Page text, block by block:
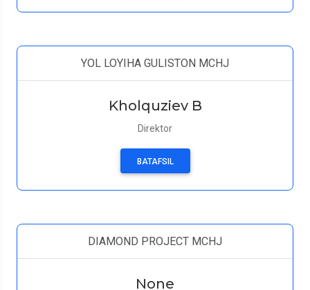
YOL LOYIHA GULISTON MCHJ
Kholquziev B
Direktor
BATAFSIL
DIAMOND PROJECT MCHJ
None